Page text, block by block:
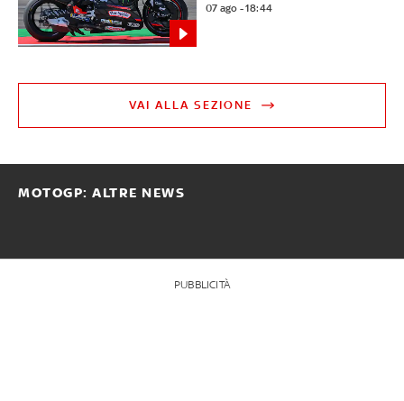
07 ago - 18:44
VAI ALLA SEZIONE
MOTOGP: ALTRE NEWS
PUBBLICITÀ